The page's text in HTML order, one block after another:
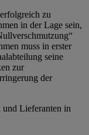
zu
in der Lage sein,
muss in erster
seine
zur
der
und Lieferanten in